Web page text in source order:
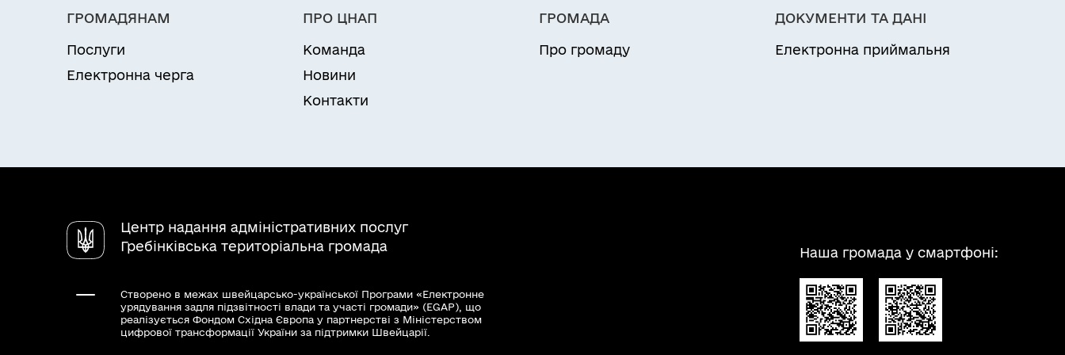
орендодавця із відповідною заявою та відповідним пакетом документів.
Результати та способи отримання результату
Додаткова угода про поновлення договору оренди земельної ділянки водного фонду та типовий договір оренди водного
ГРОМАДЯНАМ
Послуги
Електронна черга
ПРО ЦНАП
Команда
Новини
Контакти
ГРОМАДА
Про громаду
ДОКУМЕНТИ ТА ДАНІ
Електронна приймальня
Центр надання адміністративних послуг
Гребінківська територіальна громада
Створено в межах швейцарсько-української Програми «Електронне
урядування задля підзвітності влади та участі громади» (EGAP), що
реалізується Фондом Східна Європа у партнерстві з Міністерством
цифрової трансформації України за підтримки Швейцарії.
Наша громада у смартфоні: